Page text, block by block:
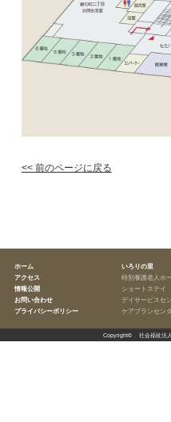
<< 前のページに戻る
ホーム
アクセス
情報公開
お問い合わせ
プライバシーポリシー
いろりの里
特別養護老人ホ
ショートステイ
デイサービスセ
ケアプランセン
Copyright© 社会福祉法